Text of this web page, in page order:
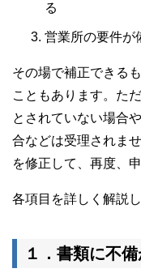
る
営業所の要件が
その場で補正できる
こともあります。た
とされていない場合
合などは受理されま
を修正して、再度、
各項目を詳しく解説し
１．書類に不